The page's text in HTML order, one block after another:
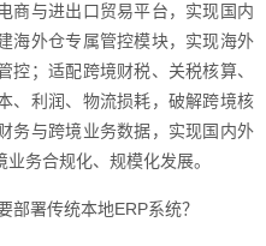
商与进出口贸易平台，实现国内
海外仓专属管控模块，实现海外
；适配跨境财税、关税核算、
、利润、物流损耗，破解跨境核
务与跨境业务数据，实现国内外
务合规化、规模化发展。
部署传统本地ERP系统？